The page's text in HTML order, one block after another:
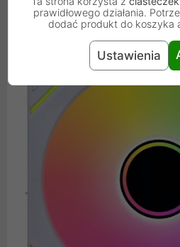
prawidłowego działania.
dodać produkt do koszyka
Ustawienia